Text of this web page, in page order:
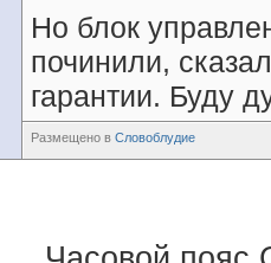
Но блок
починили,
гарантии. Буду
Размещено в Словоблудие